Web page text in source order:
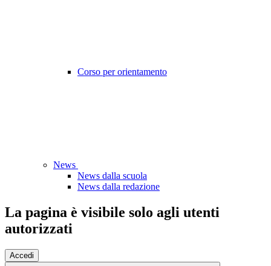
Corso per orientamento
News
News dalla scuola
News dalla redazione
La pagina è visibile solo agli utenti
autorizzati
Accedi